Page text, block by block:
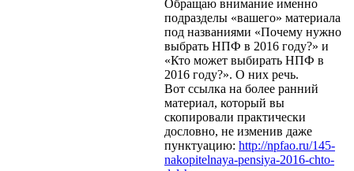
Обращаю внимание именно
подразделы «вашего» материала
под названиями «Почему нужно
выбрать НПФ в 2016 году?» и
«Кто может выбирать НПФ в
2016 году?». О них речь.
Вот ссылка на более ранний
материал, который вы
скопировали практически
дословно, не изменив даже
пунктуацию: http://npfao.ru/145-
nakopitelnaya-pensiya-2016-chto-